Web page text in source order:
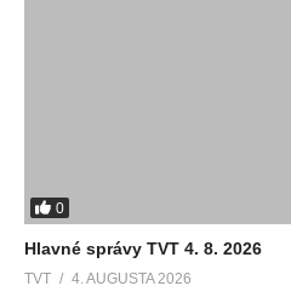
0
Hlavné správy TVT 4. 8. 2026
TVT 4. AUGUSTA 2026